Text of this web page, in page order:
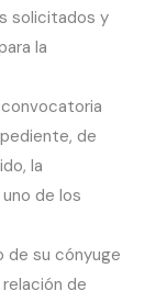
solicitados y
la
convocatoria
de
la
de los
de su cónyuge
de